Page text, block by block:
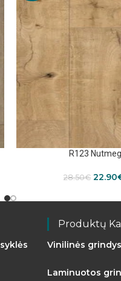
R123
28.50€ 22.90
Produktų
Vinilinės grindys
Laminuotos